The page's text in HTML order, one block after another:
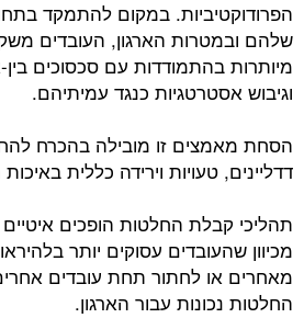
הפרודוקטיביות. במקום להתמקד
שלהם ובמטרות הארגון, העובדים
מיותרות בהתמודדות עם סכסוכים בין-
וגיבוש אסטרטגיות כנגד עמיתיהם.
הסחת מאמצים זו מובילה בהכרח
דדליינים, טעויות וירידה כללית
תהליכי קבלת החלטות הופכים איטיים
מכיוון שהעובדים עסוקים יותר
מאחרים או לחתור תחת עובדים
החלטות נכונות עבור הארגון.